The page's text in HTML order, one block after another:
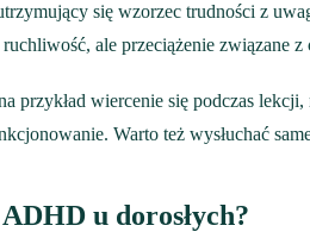
się wzorzec trudności z
ale przeciążenie związane
przykład wiercenie się podczas
Warto też wysłuchać
u dorosłych?